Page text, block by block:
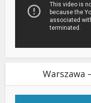
Warszawa